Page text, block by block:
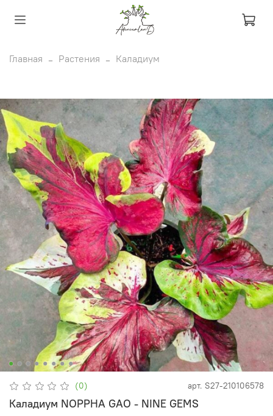
Главная Растения Каладиум
(0) арт. S27-210106578
Каладиум NOPPHA GAO - NINE GEMS